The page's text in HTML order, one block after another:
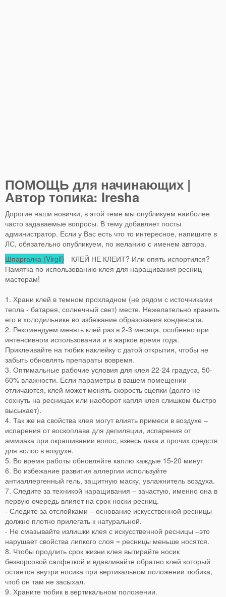
ПОМОЩЬ для начинающих |
Автор топика: Iresha
Дорогие наши новички, в этой теме мы опубликуем наиболее
часто задаваемые вопросы. В тему добавляет посты
администратор. Если у Вас есть что то интересное, напишите в
ЛС, обязательно опубликуем, по желанию с именем автора.
Шпаргалка (Virgil) КЛЕЙ НЕ КЛЕИТ? Или опять испортился?
Памятка по использованию клея для наращивания ресниц
мастерам!
1. Храни клей в темном прохладном (не рядом с источниками
тепла - батарея, солнечный свет) месте. Нежелательно хранить
его в холодильнике во избежание образования конденсата.
2. Рекомендуем менять клей раз в 2-3 месяца, особенно при
интенсивном использовании и в жаркое время года.
Приклеивайте на тюбик наклейку с датой открытия, чтобы не
забыть обновлять препараты вовремя.
3. Оптимальные рабочие условия для клея 22-24 градуса, 50-
60% влажности. Если параметры в вашем помещении
отличаются, клей может менять скорость сцепки (долго не
сохнуть на ресницах или наоборот капля клея слишком быстро
высыхает).
4. Так же на свойства клея могут влиять примеси в воздухе –
испарения от воскоплава для депиляции, испарения от
аммиака при окрашивании волос, взвесь лака и прочих средств
для волос в воздухе.
5. Во время работы обновляйте каплю каждые 15-20 минут
6. Во избежание развития аллергии используйте
антиаллергенный гель, защитную маску, увлажнитель воздуха.
7. Следите за техникой наращивания – зачастую, именно она в
первую очередь влияет на срок носки ресниц.
- Следите за отслойками – основание искусственной ресницы
должно плотно прилегать к натуральной.
- Не смазывайте излишки клея с искусственной ресницы –это
нарушает свойства липкого слоя = ресницы меньше носятся.
8. Чтобы продлить срок жизни клея вытирайте носик
безворсовой салфеткой и вдавливайте обратно клей который
остается внутри носика при вертикальном положении тюбика,
чтоб он там не засыхал.
9. Храните тюбик в вертикальном положении.